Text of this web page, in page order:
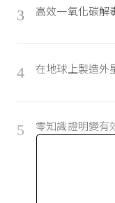
3 高效一氧化碳解
4 在地球上製造外
5 零知識證明變有